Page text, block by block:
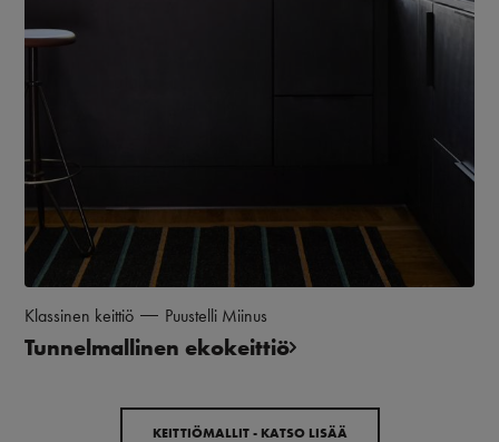
Klassinen keittiö Puustelli Miinus
Tunnelmallinen ekokeittiö
KEITTIÖMALLIT - KATSO LISÄÄ